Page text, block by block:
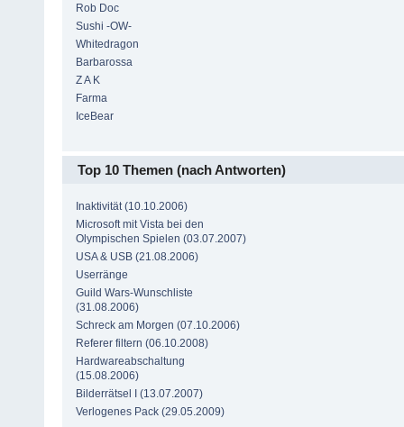
Rob Doc
Sushi -OW-
Whitedragon
Barbarossa
Z A K
Farma
IceBear
Top 10 Themen (nach Antworten)
Inaktivität (10.10.2006)
Microsoft mit Vista bei den
Olympischen Spielen (03.07.2007)
USA & USB (21.08.2006)
Userränge
Guild Wars-Wunschliste
(31.08.2006)
Schreck am Morgen (07.10.2006)
Referer filtern (06.10.2008)
Hardwareabschaltung
(15.08.2006)
Bilderrätsel I (13.07.2007)
Verlogenes Pack (29.05.2009)